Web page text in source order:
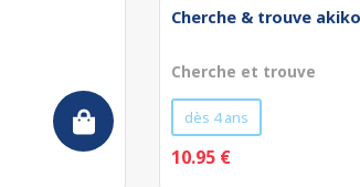
Cherche & trouve akiko
Cherche et trouve
dès 4 ans
10.95 €